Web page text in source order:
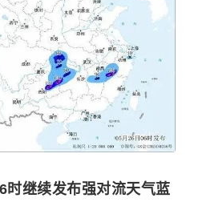
时继续发布强对流天气蓝